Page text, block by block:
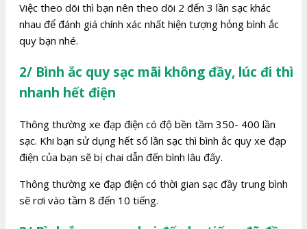
Việc theo dõi thì bạn nên theo dõi 2 đến 3 lần sạc khác
nhau để đánh giá chính xác nhất hiện tượng hỏng bình ắc
quy bạn nhé.
2/ Bình ắc quy sạc mãi không đầy, lúc đi thì
nhanh hết điện
Thông thường xe đạp điện có độ bền tầm 350- 400 lần
sạc. Khi bạn sử dụng hết số lần sạc thì bình ắc quy xe đạp
điện của bạn sẽ bị chai dẫn đến bình lâu đấy.
Thông thường xe đạp điện có thời gian sạc đầy trung bình
sẽ rơi vào tầm 8 đến 10 tiếng.